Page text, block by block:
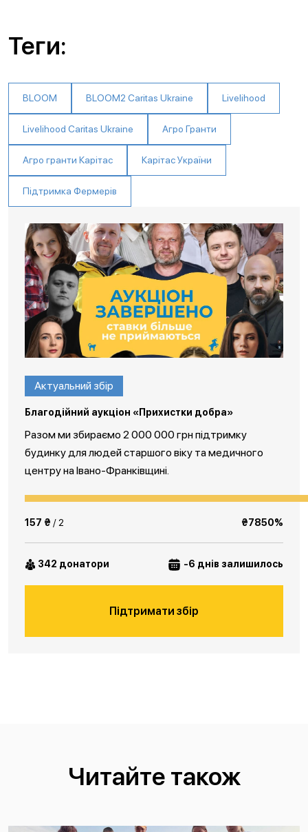
Теги:
BLOOM BLOOM2 Caritas Ukraine Livelihood
Livelihood Caritas Ukraine Агро Гранти
Агро гранти Карітас Карітас України
Підтримка Фермерів
Актуальний збір
Благодійний аукціон «Прихистки добра»
Разом ми збираємо 2 000 000 грн підтримку
будинку для людей старшого віку та медичного
центру на Івано-Франківщині.
157 ₴ / 2 ₴7850%
342 донатори -6 днів залишилось
Підтримати збір
Читайте також